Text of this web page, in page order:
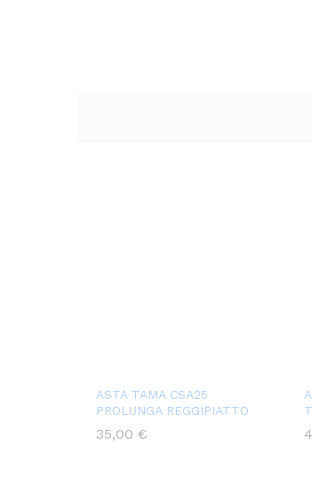
ASTA TAMA CSA25
PROLUNGA REGGIPIATTO
35,00 €